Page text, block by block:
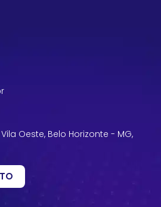
Oeste, Belo Horizonte - MG,